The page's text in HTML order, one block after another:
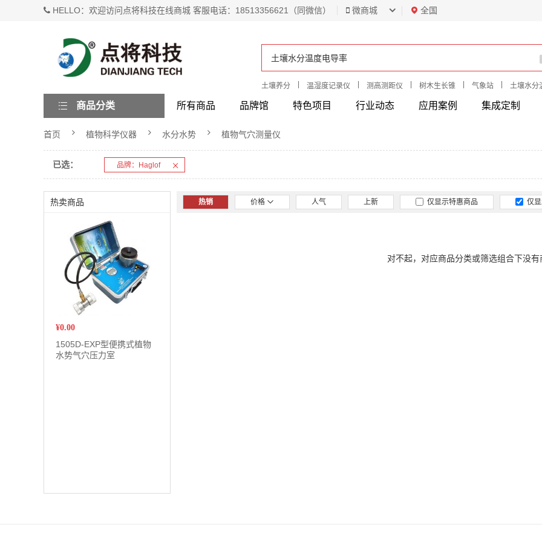
HELLO：欢迎访问点将科技在线商城 客服电话：18513356621（同微信） 微商城 全国
土壤养分 温湿度记录仪 测高测距仪 树木生长锥 气象站 土壤水分
所有商品 品牌馆 特色项目 行业动态 应用案例 集成定制
商品分类
首页 植物科学仪器 水分水势 植物气穴测量仪
已选： 品牌：Haglof
热卖商品
¥0.00
1505D-EXP型便携式植物
水势气穴压力室
热销 价格 人气 上新 仅显示特惠商品 仅
对不起，对应商品分类或筛选组合下没有